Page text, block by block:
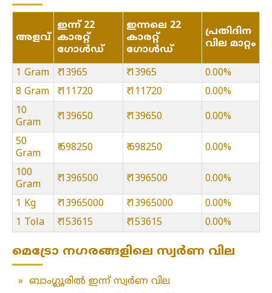
അളവ്
ഇന്ന് 22
കാരറ്റ്
ഗോൾഡ്
ഇന്നലെ 22
കാരറ്റ്
ഗോൾഡ്
പ്രതിദിന
വില മാറ്റം
1 Gram ₹ 13965 ₹ 13965
0.00%
8 Gram
₹ 111720 ₹ 111720
0.00%
10
Gram
₹ 139650 ₹ 139650 0.00%
50
Gram
₹ 698250 ₹ 698250 0.00%
100
Gram
₹ 1396500 ₹ 1396500 0.00%
1 Kg ₹ 13965000 ₹ 13965000
0.00%
1 Tola
₹ 153615 ₹ 153615 0.00%
മെട്രോ നഗരങ്ങളിലെ സ്വർണ വില
» ബാംഗ്ലൂരിൽ ഇന്ന് സ്വർണ വില